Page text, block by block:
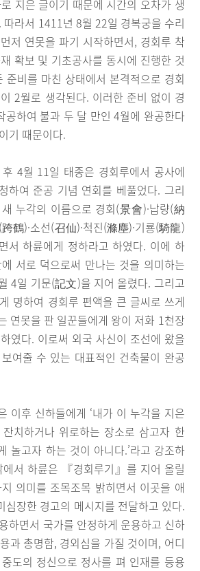
지은 글이기 때문에 시간의 오차가 생
따라서 1411년 8월 22일 경복궁을 수리
저 연못을 파기 시작하면서, 경회루 착
확보 및 기초공사를 동시에 진행한 것
준비를 마친 상태에서 본격적으로 경회
2월로 생각된다. 이러한 준비 없이 경
공하여 불과 두 달 만인 4월에 완공한다
기 때문이다.
4월 11일 태종은 경회루에서 공사에
하여 준공 기념 연회를 베풀었다. 그리
누각의 이름으로 경회(景會)·납량(納
鶴)·소선(召仙)·척진(滌塵)·기룡(騎龍)
서 하륜에게 정하라고 하였다. 이에 하
서로 덕으로써 만나는 것을 의미하는
4일 기문(記文)을 지어 올렸다. 그리고
명하여 경회루 편액을 큰 글씨로 쓰게
연못을 판 일꾼들에게 왕이 저화 1천장
였다. 이로써 외국 사신이 조선에 왔을
여줄 수 있는 대표적인 건축물이 완공
이후 신하들에게 ‘내가 이 누각을 지은
치하거나 위로하는 장소로 삼고자 한
놀고자 하는 것이 아니다.’라고 강조하
서 하륜은 『경회루기』를 지어 올릴
의미를 조목조목 밝히면서 이곳을 애
심장한 경고의 메시지를 전달하고 있다.
하면서 국가를 안정하게 운용하고 신하
과 총명함, 경외심을 가질 것이며, 어디
도의 정신으로 정사를 펴 인재를 등용